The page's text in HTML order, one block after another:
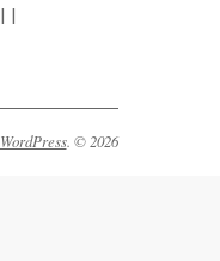
| |
WordPress. © 2026